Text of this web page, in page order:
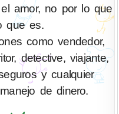
amor, no por lo que
que es.
como vendedor,
detective, viajante,
y cualquier
de dinero.